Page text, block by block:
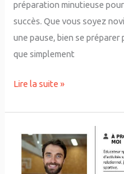
préparation minutieuse
succès. Que vous soyez
une pause, bien se préparer
que simplement
Lire la suite »
Les
secrets
d’un